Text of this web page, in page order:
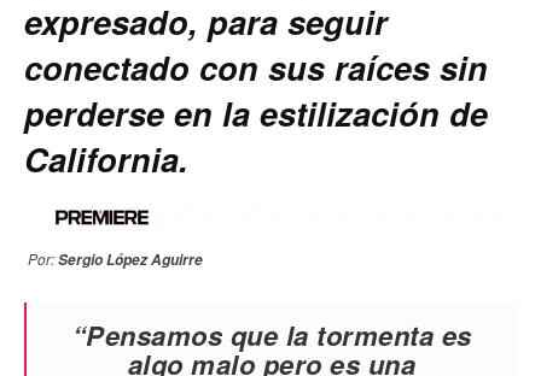
expresado, para seguir
conectado con sus raíces sin
perderse en la estilización de
California.
Por:Sergio López Aguirre
“Pensamos que la tormenta es
algo malo pero es una